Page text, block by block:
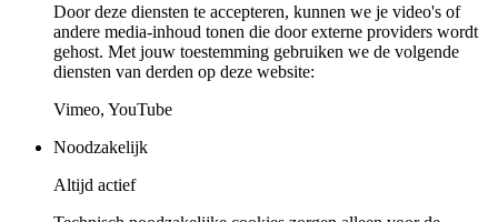
Door deze diensten te accepteren, kunnen we je video's of
andere media-inhoud tonen die door externe providers wordt
gehost. Met jouw toestemming gebruiken we de volgende
diensten van derden op deze website:
Vimeo, YouTube
Noodzakelijk
Altijd actief